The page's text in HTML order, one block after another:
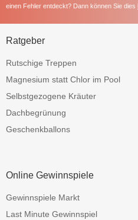
einen Fehler entdeckt? Dann können Sie dies
Ratgeber
Rutschige Treppen
Magnesium statt Chlor im Pool
Selbstgezogene Kräuter
Dachbegrünung
Geschenkballons
Online Gewinnspiele
Gewinnspiele Markt
Last Minute Gewinnspiel